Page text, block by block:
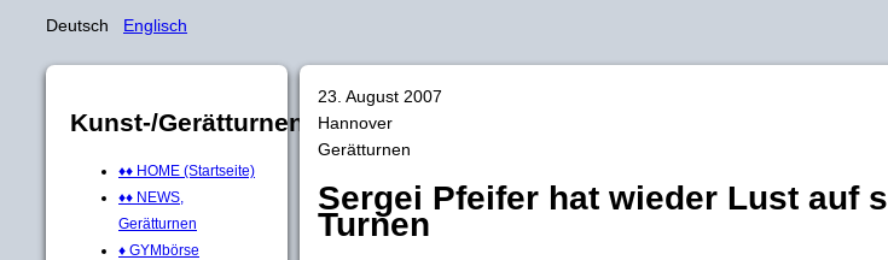
Deutsch Englisch
Kunst-/Gerätturnen
♦♦ HOME (Startseite)
♦♦ NEWS,
Gerätturnen
♦ GYMbörse
23. August 2007
Hannover
Gerätturnen
Sergei Pfeifer hat wieder Lust auf s
Turnen